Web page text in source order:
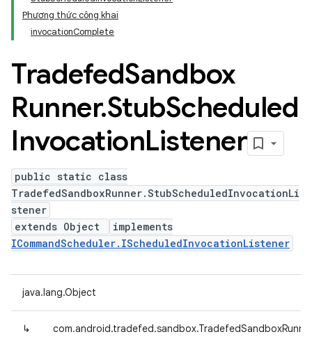
Phương thức công khai
invocationComplete
TradefedSandbox
Runner.StubScheduled
InvocationListener
public static class
TradefedSandboxRunner.StubScheduledInvocationLi
stener
extends Object
implements
ICommandScheduler.IScheduledInvocationListener
java.lang.Object
↳